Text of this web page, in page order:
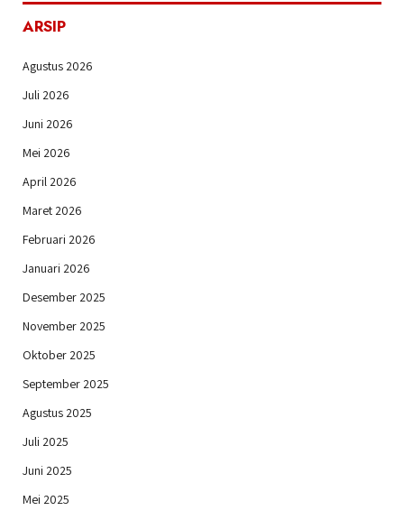
ARSIP
Agustus 2026
Juli 2026
Juni 2026
Mei 2026
April 2026
Maret 2026
Februari 2026
Januari 2026
Desember 2025
November 2025
Oktober 2025
September 2025
Agustus 2025
Juli 2025
Juni 2025
Mei 2025